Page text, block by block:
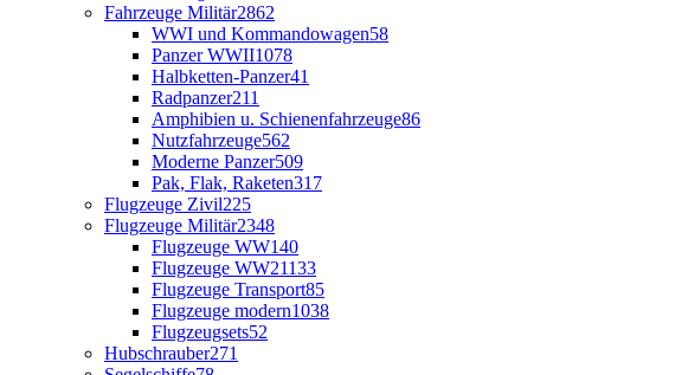
Fahrzeuge Militär2862
WWI und Kommandowagen58
Panzer WWII1078
Halbketten-Panzer41
Radpanzer211
Amphibien u. Schienenfahrzeuge86
Nutzfahrzeuge562
Moderne Panzer509
Pak, Flak, Raketen317
Flugzeuge Zivil225
Flugzeuge Militär2348
Flugzeuge WW140
Flugzeuge WW21133
Flugzeuge Transport85
Flugzeuge modern1038
Flugzeugsets52
Hubschrauber271